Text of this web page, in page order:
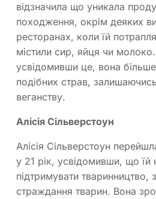
відзначила що уникала
походження, окрім деяких
ресторанах, коли їй
містили сир, яйця чи
усвідомивши це, вона
подібних страв,
веганству.
Алісія Сільверстоун
Алісія Сільверстоун
у 21 рік, усвідомивши, що їй
підтримувати тваринництво,
страждання тварин. Вона